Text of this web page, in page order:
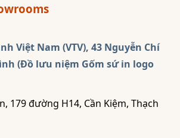
Việt Nam (VTV), 43 Nguyễn Chí
(Đồ lưu niệm Gốm sứ in logo
179 đường H14, Cần Kiệm, Thạch